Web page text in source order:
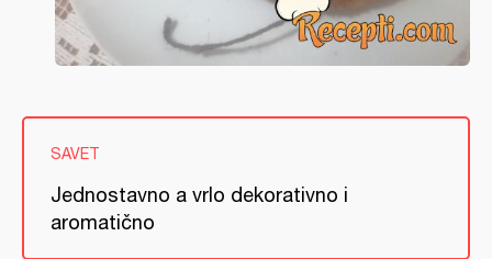
SAVET
Jednostavno a vrlo dekorativno i
aromatično